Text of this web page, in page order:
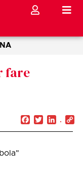
fare
Facebook
Twitter